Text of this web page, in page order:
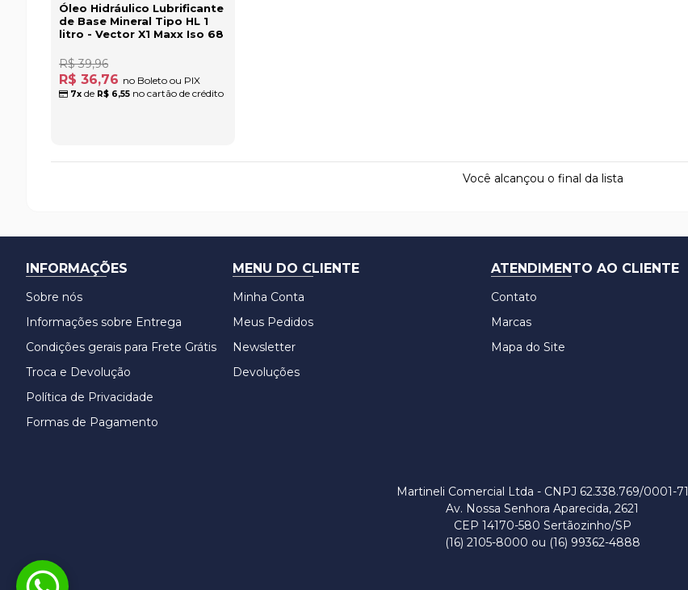
Óleo Hidráulico Lubrificante
de Base Mineral Tipo HL 1
litro - Vector X1 Maxx Iso 68
R$ 36,76 no Boleto ou PIX
R$ 39,96
7x de R$ 6,55 no cartão de crédito
Você alcançou o final da lista
INFORMAÇÕES
Sobre nós
Informações sobre Entrega
Condições gerais para Frete Grátis
Troca e Devolução
Política de Privacidade
Formas de Pagamento
MENU DO CLIENTE
Minha Conta
Meus Pedidos
Newsletter
Devoluções
ATENDIMENTO AO CLIENTE
Contato
Marcas
Mapa do Site
Martineli Comercial Ltda - CNPJ 62.338.769/0001-71
Av. Nossa Senhora Aparecida, 2621
CEP 14170-580 Sertãozinho/SP
(16) 2105-8000 ou (16) 99362-4888